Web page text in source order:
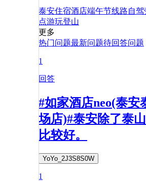
泰安住宿酒店端午节线路自驾
点游玩登山
更多
热门问题最新问题待回答问题
1
回答
#如家酒店neo(泰安
场店)#泰安除了泰
比较好。
YoYo_2J3S8S0W
1